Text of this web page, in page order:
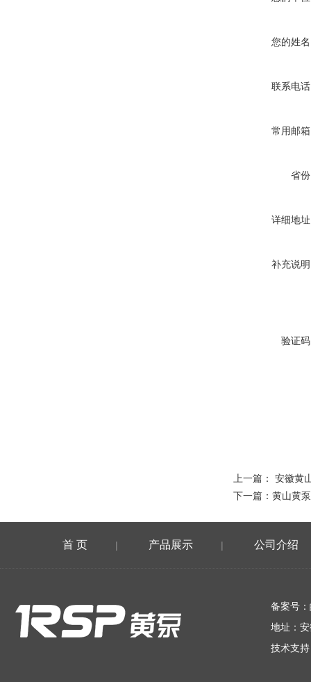
您的姓
联系电
常用邮
省
详细地
补充说
验证
上一篇： 安徽黄
下一篇： 黄山黄
首 页 | 产品展示 | 公司介绍
备案号：
地址：
技术支